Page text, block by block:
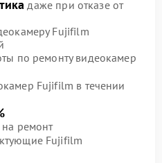
даже при отказе от
Fujifilm
по ремонту видеокамер
Fujifilm в течении
ремонт
Fujifilm